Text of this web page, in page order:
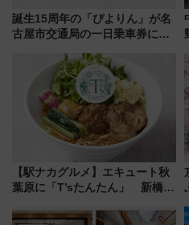
誕生15周年の「ぴよりん」が名
古屋市交通局の一日乗車券に！
定1万5000枚】
【駅ナカグルメ】エキュート秋
葉原に「T’sたんたん」 新橋に
饅」、オムライス専門店「肉と